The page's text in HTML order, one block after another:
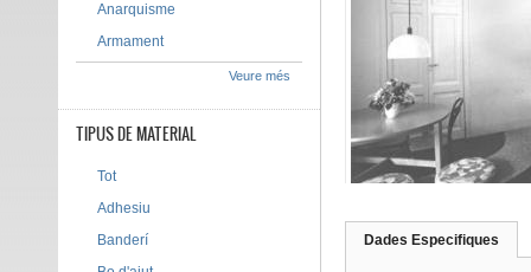
Dades Especifiques
Anarquisme
Armament
Veure més
TIPUS DE MATERIAL
Tot
Adhesiu
Banderí